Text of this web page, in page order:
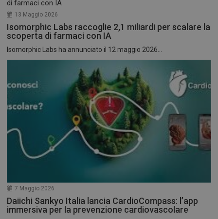
13 Maggio 2026
Isomorphic Labs raccoglie 2,1 miliardi per scalare la
scoperta di farmaci con IA
Isomorphic Labs ha annunciato il 12 maggio 2026...
7 Maggio 2026
Daiichi Sankyo Italia lancia CardioCompass: l’app
immersiva per la prevenzione cardiovascolare